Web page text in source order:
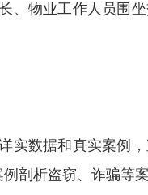
、物业工作人员围
数据和真实案例，
剖析盗窃、诈骗等